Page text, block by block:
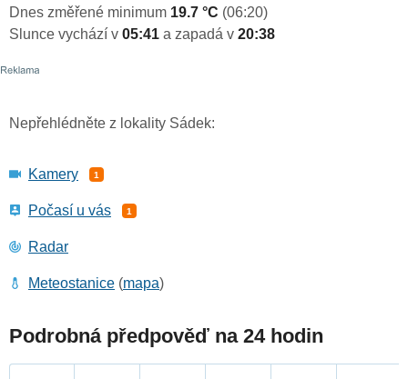
Dnes změřené minimum 19.7 °C (06:20)
Slunce vychází v 05:41 a zapadá v 20:38
Nepřehlédněte z lokality Sádek:
Kamery 1
Počasí u vás 1
Radar
Meteostanice (mapa)
Podrobná předpověď na 24 hodin